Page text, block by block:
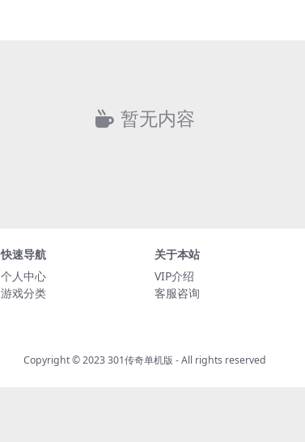
暂无内容
快速导航
个人中心
游戏分类
关于本站
VIP介绍
客服咨询
Copyright © 2023301传奇单机版 - All rights reserved